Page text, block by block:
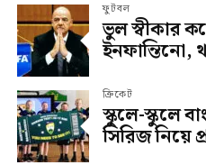
ফুটবল
ভুল স্বীকার
ইনফান্তিনো,
ক্রিকেট
স্কুলে-স্কুলে
সিরিজ নিয়ে